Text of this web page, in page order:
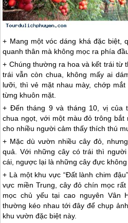
+ Mang một vóc dáng khá đặc biệt,
quanh thân mà không mọc ra phía
+ Chúng thường ra hoa và kết trái từ
trái vẫn còn chua, không mấy ai
lưỡi, thì vẻ mặt nhau mày, chớp
từng khuôn mặt.
+ Đến tháng 9 và tháng 10, vị của
chua ngọt, với một màu đỏ trông bắt
cho nhiều người cảm thấy thích thú
+ Mặc dù vườn nhiều cây đỏ,
quả. Với những cây có trái thì
cái, ngược lại là những cây đực không
+ Là một khu vực “Đất lành chim
vực miền Trung, cây đỏ chín mọc
mọc chủ yếu tại cao nguyên Vân
thường kéo nhau tới đây để chụp
khu vườn đặc biệt này.